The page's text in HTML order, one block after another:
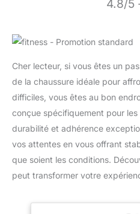
4.8/5
Cher lecteur, si vous êtes un
de la chaussure idéale pour
difficiles, vous êtes au bon
conçue spécifiquement pour les
durabilité et adhérence
vos attentes en vous offrant
que soient les conditions.
peut transformer votre